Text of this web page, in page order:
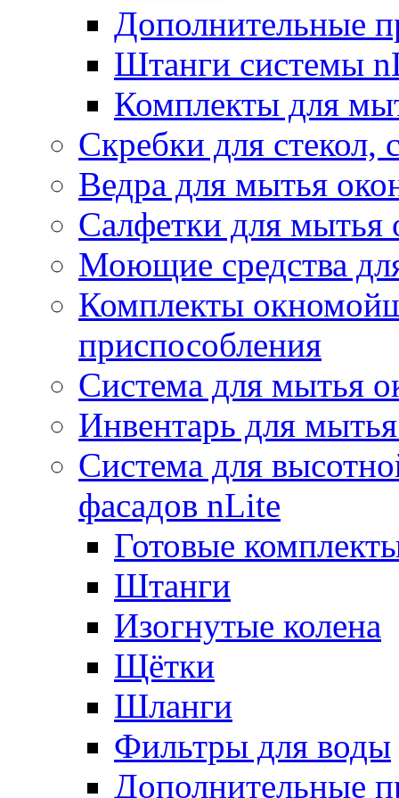
Дополнительные
Штанги системы
Комплекты для
Скребки для стекол,
Ведра для мытья
Салфетки для мытья
Моющие средства
Комплекты
приспособления
Система для мытья
Инвентарь для
Система для
фасадов nLite
Готовые
Штанги
Изогнутые колена
Щётки
Шланги
Фильтры для воды
Дополнительные